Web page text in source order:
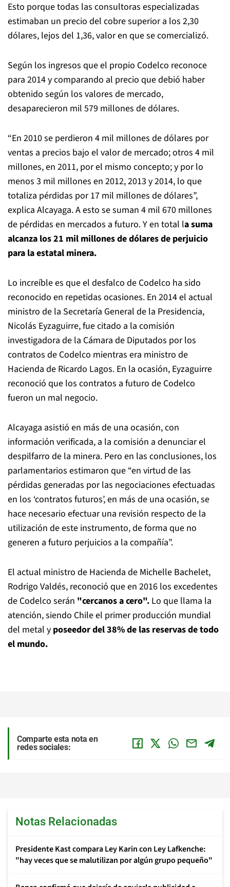
Esto porque todas las consultoras especializadas
estimaban un precio del cobre superior a los 2,30
dólares, lejos del 1,36, valor en que se comercializó.
Según los ingresos que el propio Codelco reconoce
para 2014 y comparando al precio que debió haber
obtenido según los valores de mercado,
desaparecieron mil 579 millones de dólares.
“En 2010 se perdieron 4 mil millones de dólares por
ventas a precios bajo el valor de mercado; otros 4 mil
millones, en 2011, por el mismo concepto; y por lo
menos 3 mil millones en 2012, 2013 y 2014, lo que
totaliza pérdidas por 17 mil millones de dólares”,
explica Alcayaga. A esto se suman 4 mil 670 millones
de pérdidas en mercados a futuro. Y en total la suma
alcanza los 21 mil millones de dólares de perjuicio
para la estatal minera.
Lo increíble es que el desfalco de Codelco ha sido
reconocido en repetidas ocasiones. En 2014 el actual
ministro de la Secretaría General de la Presidencia,
Nicolás Eyzaguirre, fue citado a la comisión
investigadora de la Cámara de Diputados por los
contratos de Codelco mientras era ministro de
Hacienda de Ricardo Lagos. En la ocasión, Eyzaguirre
reconoció que los contratos a futuro de Codelco
fueron un mal negocio.
Alcayaga asistió en más de una ocasión, con
información verificada, a la comisión a denunciar el
despilfarro de la minera. Pero en las conclusiones, los
parlamentarios estimaron que “en virtud de las
pérdidas generadas por las negociaciones efectuadas
en los ‘contratos futuros’, en más de una ocasión, se
hace necesario efectuar una revisión respecto de la
utilización de este instrumento, de forma que no
generen a futuro perjuicios a la compañía”.
El actual ministro de Hacienda de Michelle Bachelet,
Rodrigo Valdés, reconoció que en 2016 los excedentes
de Codelco serán "cercanos a cero". Lo que llama la
atención, siendo Chile el primer producción mundial
del metal y poseedor del 38% de las reservas de todo
el mundo.
Comparte esta nota en
redes sociales:
Notas Relacionadas
Presidente Kast compara Ley Karin con Ley Lafkenche:
"hay veces que se malutilizan por algún grupo pequeño"